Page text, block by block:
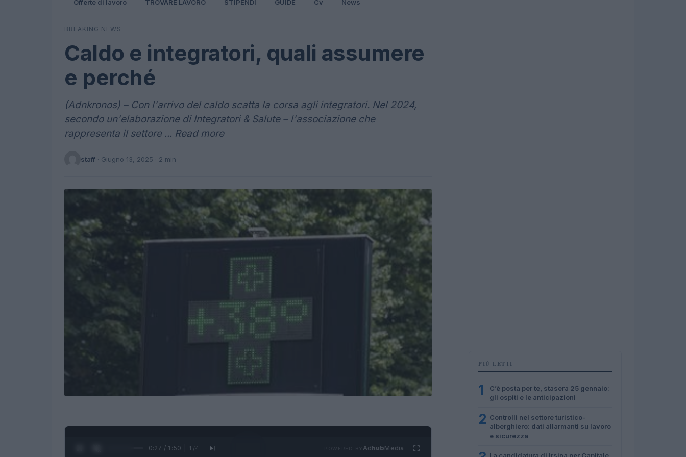
Offerte di lavoro TROVARE LAVORO STIPENDI GUIDE Cv News
BREAKING NEWS
Caldo e integratori, quali assumere
e perché
(Adnkronos) – Con l'arrivo del caldo scatta la corsa agli integratori. Nel 2024,
secondo un'elaborazione di Integratori & Salute – l'associazione che
rappresenta il settore ... Read more
staff · Giugno 13, 2025 · 2 min
0:28 / 1:50 1 /4 AdhubMedia
PIÙ LETTI
1
C’è posta per te, stasera 25 gennaio:
gli ospiti e le anticipazioni
2 Controlli nel settore turistico-
alberghiero: dati allarmanti su lavoro
e sicurezza